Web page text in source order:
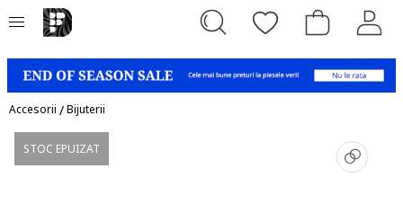
Accesorii /Bijuterii
STOC EPUIZAT